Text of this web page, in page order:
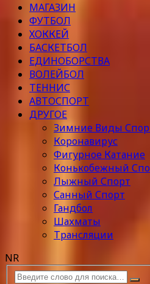
МАГАЗИН
ФУТБОЛ
ХОККЕЙ
БАСКЕТБОЛ
ЕДИНОБОРСТВА
ВОЛЕЙБОЛ
ТЕННИС
АВТОСПОРТ
ДРУГОЕ
Зимние Виды
Коронавирус
Фигурное Катание
Конькобежный
Лыжный Спорт
Санный Спорт
Гандбол
Шахматы
Трансляции
NR